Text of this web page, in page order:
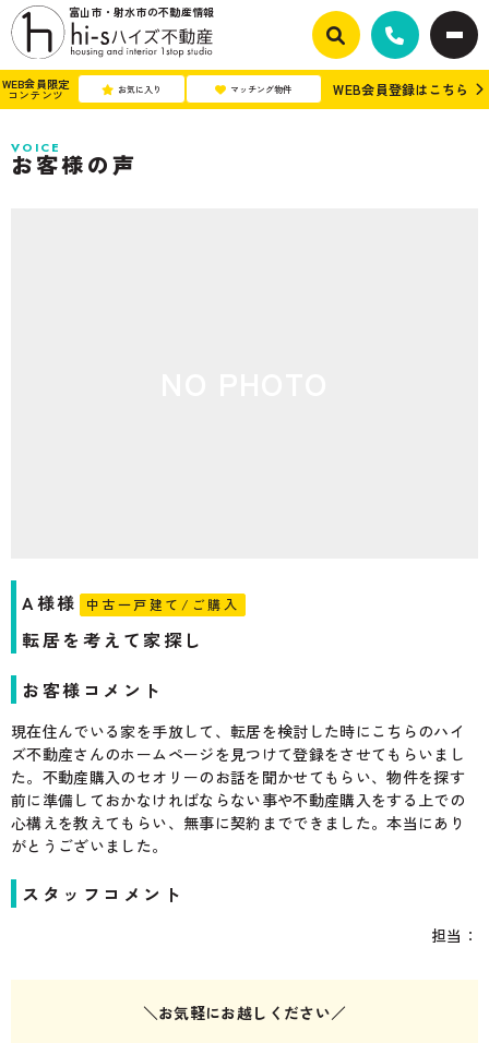
富山市・射水市の不動産情報
WEB会員限定
コンテンツ お気に入り マッチング物件 WEB会員登録はこちら
VOICE
お客様の声
A様様 中古一戸建て/ご購入
転居を考えて家探し
お客様コメント
現在住んでいる家を手放して、転居を検討した時にこちらのハイ
ズ不動産さんのホームページを見つけて登録をさせてもらいまし
た。不動産購入のセオリーのお話を聞かせてもらい、物件を探す
前に準備しておかなければならない事や不動産購入をする上での
心構えを教えてもらい、無事に契約までできました。本当にあり
がとうございました。
スタッフコメント
担当：
＼お気軽にお越しください／